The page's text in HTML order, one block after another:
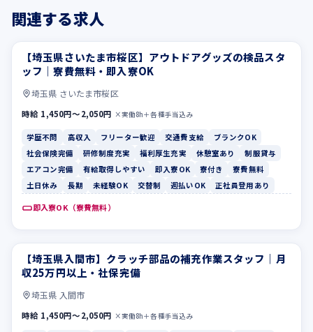
関連する求人
学歴不問 高収入
【埼玉県さいたま市桜区】アウトドアグッズの検品スタ
ッフ｜寮費無料・即入寮OK
埼玉県 さいたま市桜区
時給 1,450円〜2,050円 ×実働8h＋各種手当込み
学歴不問 高収入 フリーター歓迎 交通費支給
ブランクOK
社会保険完備
研修制度充実 福利厚生充実 休憩室あり
制服貸与
エアコン完備
有給取得しやすい 即入寮OK 寮付き
寮費無料
土日休み
長期 未経験OK 交替制 週払いOK 正社員登用あり
即入寮OK（寮費無料）
長期 未経験OK
【埼玉県入間市】クラッチ部品の補充作業スタッフ｜月
収25万円以上・社保完備
埼玉県 入間市
時給 1,450円〜2,050円 ×実働8h＋各種手当込み